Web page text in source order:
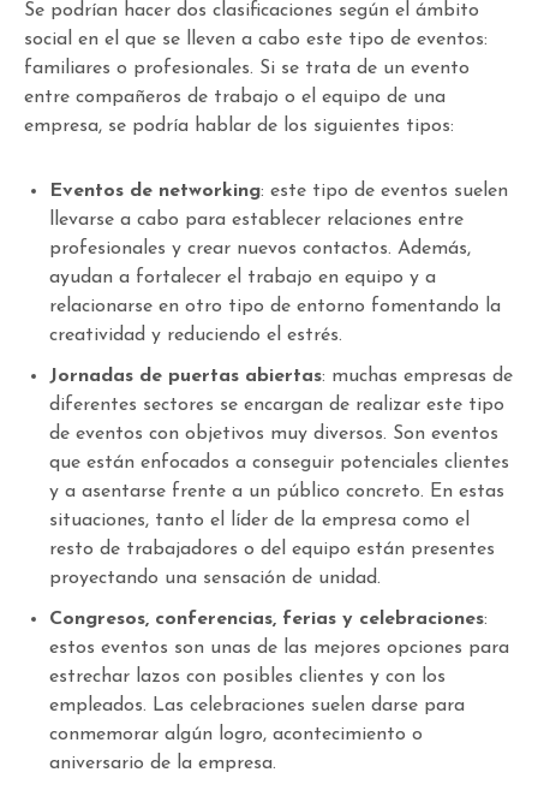
Se podrían hacer dos clasificaciones según el ámbito
social en el que se lleven a cabo este tipo de eventos:
familiares o profesionales. Si se trata de un evento
entre compañeros de trabajo o el equipo de una
empresa, se podría hablar de los siguientes tipos:
Eventos de networking: este tipo de eventos suelen
llevarse a cabo para establecer relaciones entre
profesionales y crear nuevos contactos. Además,
ayudan a fortalecer el trabajo en equipo y a
relacionarse en otro tipo de entorno fomentando la
creatividad y reduciendo el estrés.
Jornadas de puertas abiertas: muchas empresas de
diferentes sectores se encargan de realizar este tipo
de eventos con objetivos muy diversos. Son eventos
que están enfocados a conseguir potenciales clientes
y a asentarse frente a un público concreto. En estas
situaciones, tanto el líder de la empresa como el
resto de trabajadores o del equipo están presentes
proyectando una sensación de unidad.
Congresos, conferencias, ferias y celebraciones:
estos eventos son unas de las mejores opciones para
estrechar lazos con posibles clientes y con los
empleados. Las celebraciones suelen darse para
conmemorar algún logro, acontecimiento o
aniversario de la empresa.